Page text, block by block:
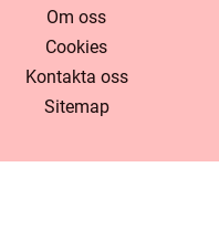
Om oss
Cookies
Kontakta oss
Sitemap